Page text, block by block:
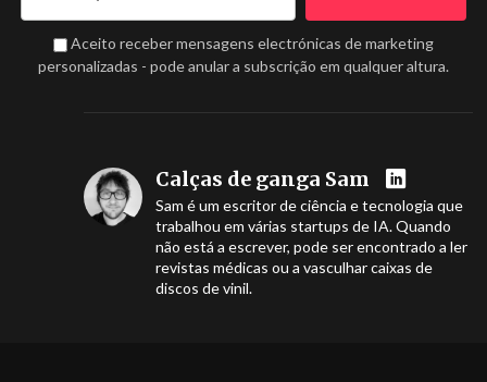
Aceito receber mensagens electrónicas de marketing
personalizadas - pode anular a subscrição em qualquer altura.
Calças de ganga Sam
Sam é um escritor de ciência e tecnologia que
trabalhou em várias startups de IA. Quando
não está a escrever, pode ser encontrado a ler
revistas médicas ou a vasculhar caixas de
discos de vinil.